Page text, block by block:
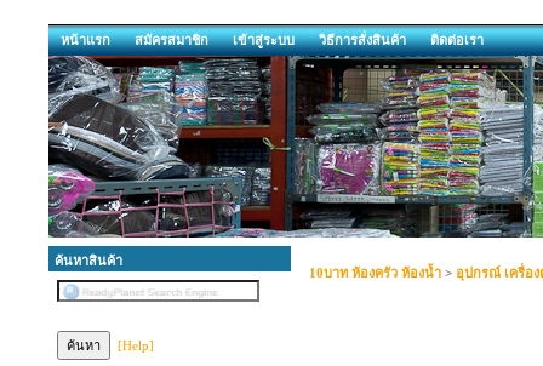
หน้าแรก สมัครสมาชิก เข้าสู่ระบบ วิธีการสั่งสินค้า ติดต่อเรา
ค้นหาสินค้า
[Help]
10บาท ห้องครัว ห้องน้ำ > อุปกรณ์ เครื่อง